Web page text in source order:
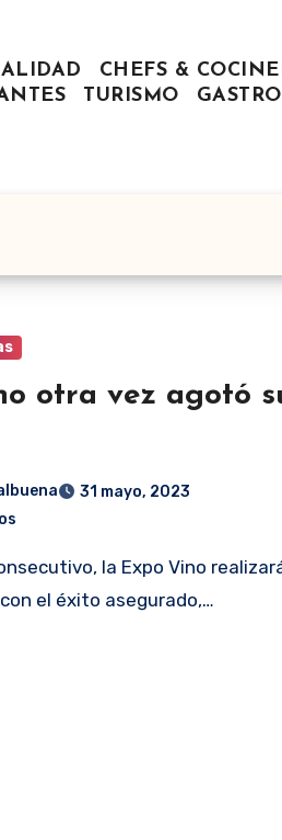
CHEFS &
TURISMO
otra vez agotó
31 mayo, 2023
el éxito asegurado,…